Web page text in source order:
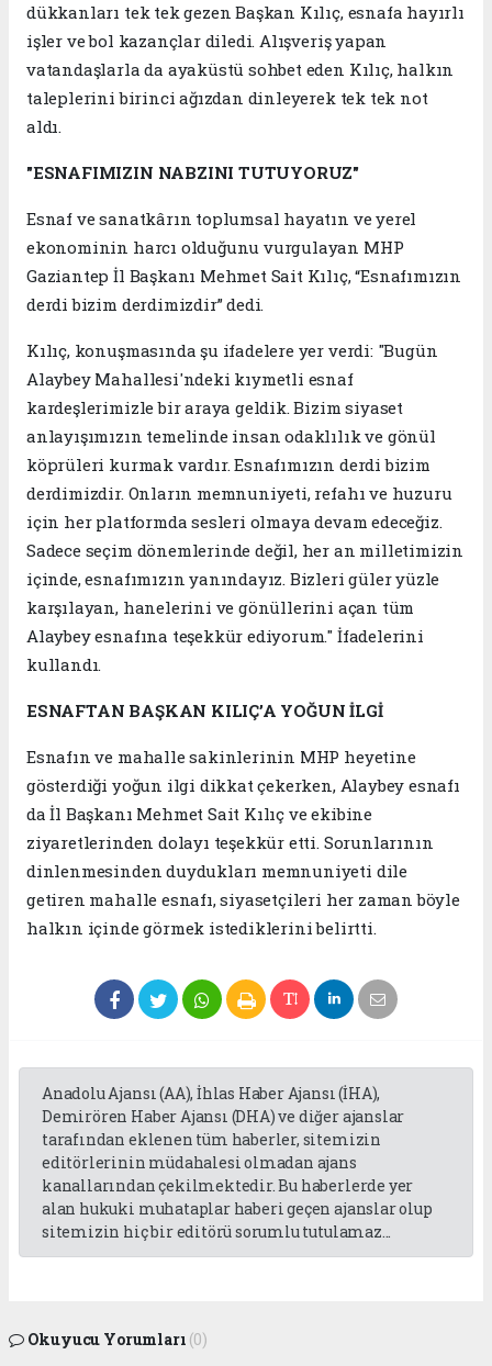
dükkanları tek tek gezen Başkan Kılıç, esnafa hayırlı
işler ve bol kazançlar diledi. Alışveriş yapan
vatandaşlarla da ayaküstü sohbet eden Kılıç, halkın
taleplerini birinci ağızdan dinleyerek tek tek not
aldı.
"ESNAFIMIZIN NABZINI TUTUYORUZ"
Esnaf ve sanatkârın toplumsal hayatın ve yerel
ekonominin harcı olduğunu vurgulayan MHP
Gaziantep İl Başkanı Mehmet Sait Kılıç, “Esnafımızın
derdi bizim derdimizdir” dedi.
Kılıç, konuşmasında şu ifadelere yer verdi: "Bugün
Alaybey Mahallesi'ndeki kıymetli esnaf
kardeşlerimizle bir araya geldik. Bizim siyaset
anlayışımızın temelinde insan odaklılık ve gönül
köprüleri kurmak vardır. Esnafımızın derdi bizim
derdimizdir. Onların memnuniyeti, refahı ve huzuru
için her platformda sesleri olmaya devam edeceğiz.
Sadece seçim dönemlerinde değil, her an milletimizin
içinde, esnafımızın yanındayız. Bizleri güler yüzle
karşılayan, hanelerini ve gönüllerini açan tüm
Alaybey esnafına teşekkür ediyorum." İfadelerini
kullandı.
ESNAFTAN BAŞKAN KILIÇ’A YOĞUN İLGİ
Esnafın ve mahalle sakinlerinin MHP heyetine
gösterdiği yoğun ilgi dikkat çekerken, Alaybey esnafı
da İl Başkanı Mehmet Sait Kılıç ve ekibine
ziyaretlerinden dolayı teşekkür etti. Sorunlarının
dinlenmesinden duydukları memnuniyeti dile
getiren mahalle esnafı, siyasetçileri her zaman böyle
halkın içinde görmek istediklerini belirtti.
Anadolu Ajansı (AA), İhlas Haber Ajansı (İHA),
Demirören Haber Ajansı (DHA) ve diğer ajanslar
tarafından eklenen tüm haberler, sitemizin
editörlerinin müdahalesi olmadan ajans
kanallarından çekilmektedir. Bu haberlerde yer
alan hukuki muhataplar haberi geçen ajanslar olup
sitemizin hiç bir editörü sorumlu tutulamaz...
Okuyucu Yorumları (0)